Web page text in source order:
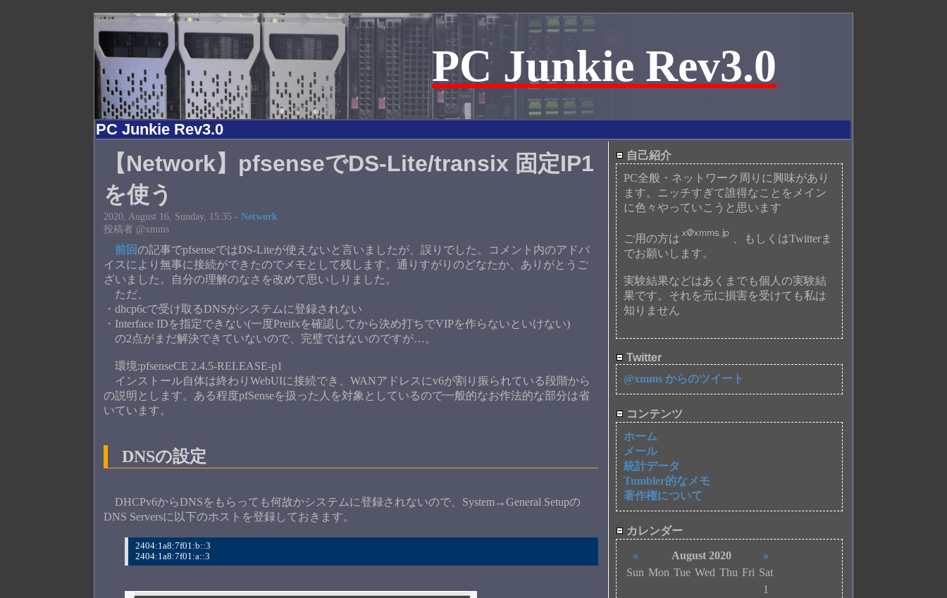
PC Junkie Rev3.0
PC Junkie Rev3.0
【Network】pfsenseでDS-Lite/transix 固定IP1
を使う
2020, August 16, Sunday, 15:35 -Network
投稿者 @xmms
前回の記事でpfsenseではDS-Liteが使えないと言いましたが、誤りでした。コメント内のアドバ
イスにより無事に接続ができたのでメモとして残します。通りすがりのどなたか、ありがとうご
ざいました。自分の理解のなさを改めて思いしりました。
ただ、
・dhcp6cで受け取るDNSがシステムに登録されない
・Interface IDを指定できない(一度Preifxを確認してから決め打ちでVIPを作らないといけない)
の2点がまだ解決できていないので、完璧ではないのですが…。
環境:pfsenseCE 2.4.5-RELEASE-p1
インストール自体は終わりWebUIに接続でき、WANアドレスにv6が割り振られている段階から
の説明とします。ある程度pfSenseを扱った人を対象としているので一般的なお作法的な部分は省
いています。
DNSの設定
DHCPv6からDNSをもらっても何故かシステムに登録されないので、System→General Setupの
DNS Serversに以下のホストを登録しておきます。
2404:1a8:7f01:b::3
2404:1a8:7f01:a::3
自己紹介
PC全般・ネットワーク周りに興味があり
ます。ニッチすぎて誰得なことをメイン
に色々やっていこうと思います
ご用の方は
、もしくはTwitterま
でお願いします。
実験結果などはあくまでも個人の実験結
果です。それを元に損害を受けても私は
知りません
Twitter
@xmms からのツイート
コンテンツ
ホーム
メール
統計データ
Tumbler的なメモ
著作権について
カレンダー
« August 2020
»
Sun Mon Tue Wed Thu Fri Sat
1